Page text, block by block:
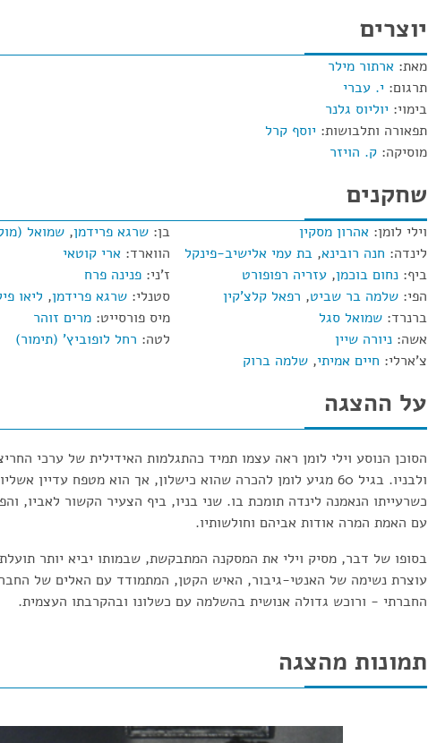
יוצרים
מאת: ארתור מילר
תרגום: י. עברי
בימוי: יוליוס גלנר
תפאורה ותלבושות: יוסף קרל
מוסיקה: ק. הויזר
שחקנים
וילי לומן: אהרון מסקין
לינדה: חנה רובינא, בת עמי אלישיב-פינקל
ביף: נחום בוכמן, עזריה רפופורט
הפי: שלמה בר שביט, רפאל קלצ'קין
ברנרד: שמואל סגל
אשה: ניורה שיין
צ'ארלי: חיים אמיתי, שלמה ברוק
בן: שרגא פרידמן, שמואל
הווארד: ארי קוטאי
ז'ני: פנינה פרח
סטנלי: שרגא פרידמן, ליאו
מיס פורסייט: מרים זוהר
לטה: רחל לופוביץ' (תימור)
על ההצגה
הסוכן הנוסע וילי לומן ראה עצמו תמיד כהתגלמות האידילית של ערכי
ולבניו. בגיל 60 מגיע לומן להכרה שהוא כישלון, אך הוא מטפח
כשרעייתו הנאמנה לינדה תומכת בו. שני בניו, ביף הצעיר הקשור לאביו,
עם האמת המרה אודות אביהם וחולשותיו.
בסופו של דבר, מסיק וילי את המסקנה המתבקשת, שבמותו יביא יותר
עוצרת נשימה של האנטי-גיבור, האיש הקטן, המתמודד עם האלים של
החברתי - ורוכש גדולה אנושית בהשלמה עם כשלונו ובהקרבתו העצמית.
תמונות מהצגה